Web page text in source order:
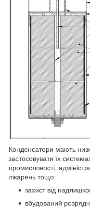
Конденсатори мають
застосовувати їх
промисловості,
лікарень тощо:
захист від
вбудований